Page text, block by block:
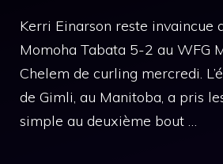
Kerri Einarson reste invaincue
Momoha Tabata 5-2 au WFG
Chelem de curling mercredi.
de Gimli, au Manitoba, a pris
simple au deuxième bout …